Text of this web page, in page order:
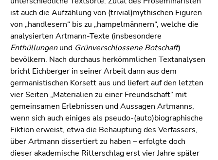
ist auch die Aufzählung von (trivial)mythischen Figuren
von „handlesern“ bis zu „hampelmännern“, welche die
analysierten Artmann-Texte (insbesondere
Enthüllungenund Grünverschlossene Botschaft)
bevölkern. Nach durchaus herkömmlichen Textanalysen
bricht Eichberger in seiner Arbeit dann aus dem
germanistischen Korsett aus und liefert auf den letzten
vier Seiten „Materialien zu einer Freundschaft“ mit
gemeinsamen Erlebnissen und Aussagen Artmanns,
wenn sich auch einiges als pseudo-(auto)biographische
Fiktion erweist, etwa die Behauptung des Verfassers,
über Artmann dissertiert zu haben – erfolgte doch
dieser akademische Ritterschlag erst vier Jahre später